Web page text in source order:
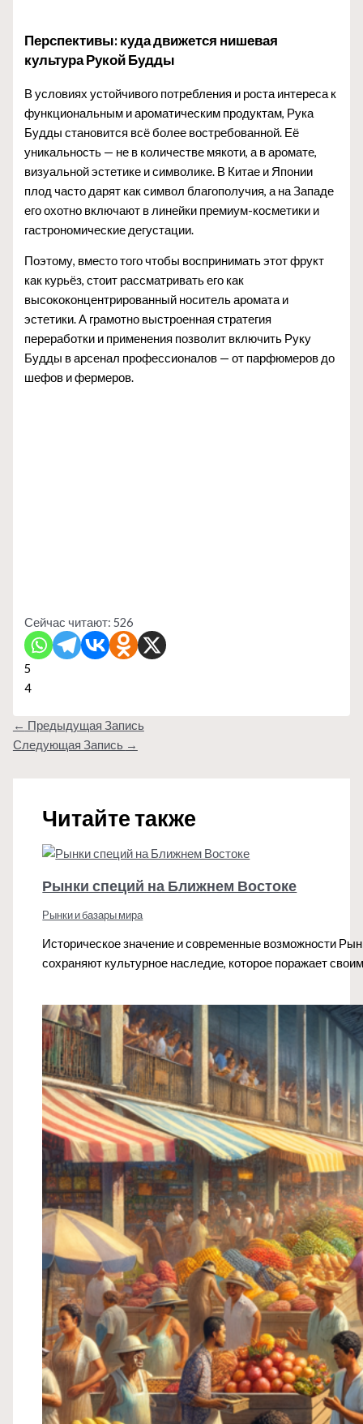
Перспективы: куда движется нишевая
культура Рукой Будды
В условиях устойчивого потребления и роста интереса к
функциональным и ароматическим продуктам, Рука
Будды становится всё более востребованной. Её
уникальность — не в количестве мякоти, а в аромате,
визуальной эстетике и символике. В Китае и Японии
плод часто дарят как символ благополучия, а на Западе
его охотно включают в линейки премиум-косметики и
гастрономические дегустации.
Поэтому, вместо того чтобы воспринимать этот фрукт
как курьёз, стоит рассматривать его как
высококонцентрированный носитель аромата и
эстетики. А грамотно выстроенная стратегия
переработки и применения позволит включить Руку
Будды в арсенал профессионалов — от парфюмеров до
шефов и фермеров.
Сейчас читают: 526
5
4
← Предыдущая Запись
Следующая Запись →
Читайте также
Рынки специй на Ближнем Востоке
Рынки и базары мира
Историческое значение и современные возможности
сохраняют культурное наследие, которое поражает